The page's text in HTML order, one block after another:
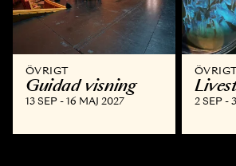
ÖVRIGT
Guidad visning
13 SEP - 16 MAJ 2027
ÖVRIGT
2 SEP -